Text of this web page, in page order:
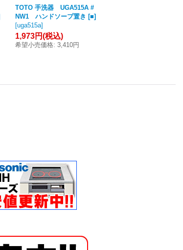
TOTO 手洗器 UGA515A #
NW1 ハンドソープ置き [■]
[uga515a]
1,973円(税込)
希望小売価格: 3,410円